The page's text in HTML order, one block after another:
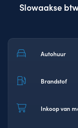
Slowaakse
Autohuur
Brandstof
Inkoop van